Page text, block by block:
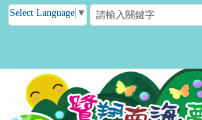
跳至主內容區
臺南市後壁區永安國小
Select Language ▼